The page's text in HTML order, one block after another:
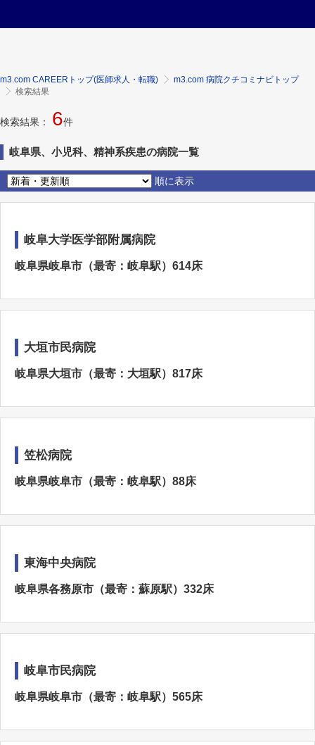
m3.com CAREERトップ(医師求人・転職)
m3.com 病院クチコミナビトップ
検索結果
検索結果： 6件
岐阜県、小児科、精神系疾患の病院一覧
順に表示
岐阜大学医学部附属病院
岐阜県岐阜市（最寄：岐阜駅）614床
大垣市民病院
岐阜県大垣市（最寄：大垣駅）817床
笠松病院
岐阜県岐阜市（最寄：岐阜駅）88床
東海中央病院
岐阜県各務原市（最寄：蘇原駅）332床
岐阜市民病院
岐阜県岐阜市（最寄：岐阜駅）565床